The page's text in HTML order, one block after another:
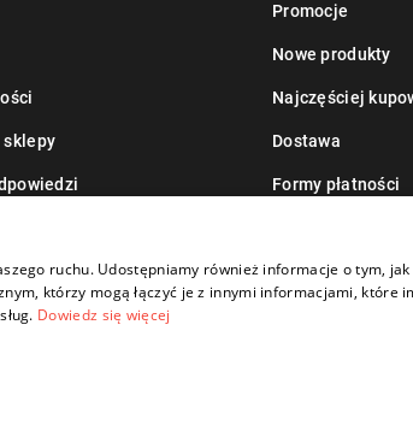
sklepy
Promocje
Nowe produkty
Najczęściej
Dostawa
Formy płatności
ruchu. Udostępniamy również informacje o tym, jak
którzy mogą łączyć je z innymi informacjami, które
Dowiedz się więcej